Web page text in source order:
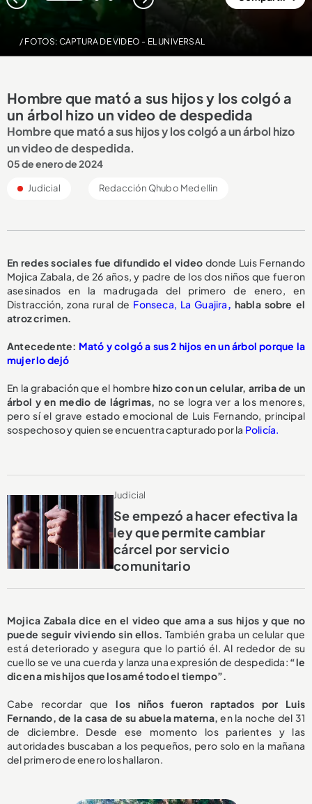
/ FOTOS: CAPTURA DE VIDEO - EL UNIVERSAL
Hombre que mató a sus hijos y los colgó a
un árbol hizo un video de despedida
Hombre que mató a sus hijos y los colgó a un árbol hizo
un video de despedida.
05 de enero de 2024
Judicial Redacción Qhubo Medellin
En redes sociales fue difundido el video donde Luis Fernando
Mojica Zabala, de 26 años, y padre de los dos niños que fueron
asesinados en la madrugada del primero de enero, en
Distracción, zona rural de Fonseca, La Guajira, habla sobre el
atroz crimen.
Antecedente: Mató y colgó a sus 2 hijos en un árbol porque la
mujer lo dejó
En la grabación que el hombrehizo con un celular, arriba de un
árbol y en medio de lágrimas, no se logra ver a los menores,
pero sí el grave estado emocional de Luis Fernando, principal
sospechoso y quien se encuentra capturado por la Policía.
Judicial
Se empezó a hacer efectiva la
ley que permite cambiar
cárcel por servicio
comunitario
Mojica Zabala dice en el video que ama a sus hijos y que no
puede seguir viviendo sin ellos. También graba un celular que
está deteriorado y asegura que lo partió él. Al rededor de su
cuello se ve una cuerda y lanza una expresión de despedida: “le
dicen a mis hijos que los amé todo el tiempo”.
Cabe recordar quelos niños fueron raptados por Luis
Fernando, de la casa de su abuela materna, en la noche del 31
de diciembre. Desde ese momento los parientes y las
autoridades buscaban a los pequeños, pero solo en la mañana
del primero de enero los hallaron.